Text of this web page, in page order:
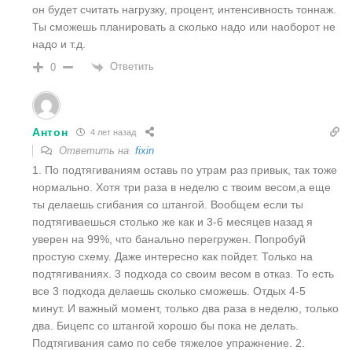
он будет считать нагрузку, процент, интенсивность тоннаж.
Ты сможешь планировать а сколько надо или наоборот не
надо и т.д.
0 Ответить
Антон 4 лет назад
Ответить на fixin
1. По подтягиваниям оставь по утрам раз привык, так тоже
нормально. Хотя три раза в неделю с твоим весом,а еще
ты делаешь сгибания со штангой. Вообщем если ты
подтягиваешься столько же как и 3-6 месяцев назад я
уверен на 99%, что банально перегружен. Попробуй
простую схему. Даже интересно как пойдет. Только на
подтягиваниях. 3 подхода со своим весом в отказ. То есть
все 3 подхода делаешь сколько сможешь. Отдых 4-5
минут. И важный момент, только два раза в неделю, только
два. Бицепс со штангой хорошо бы пока не делать.
Подтягивания само по себе тяжелое упражнение. 2.